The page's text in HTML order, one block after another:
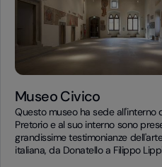
Museo Civico
Questo museo ha sede all'interno
Pretorio e al suo interno sono
grandissime testimonianze
italiana, da Donatello a Filippo